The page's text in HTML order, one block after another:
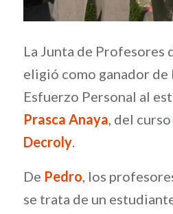
La Junta de Profesores
eligió como ganador de
Esfuerzo Personal al
Prasca Anaya, del curso
Decroly.
De Pedro, los
se trata de un